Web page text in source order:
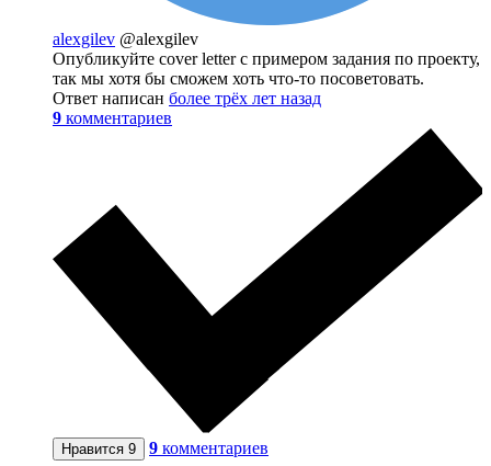
alexgilev @alexgilev
Опубликуйте cover letter с примером задания по проекту,
так мы хотя бы сможем хоть что-то посоветовать.
Ответ написан более трёх лет назад
9 комментариев
Нравится 9 9 комментариев